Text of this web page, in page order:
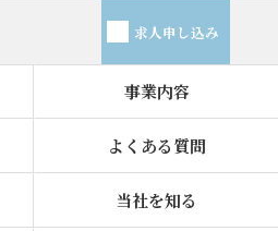
求人申し込み
事業内容
よくある質問
当社を知る